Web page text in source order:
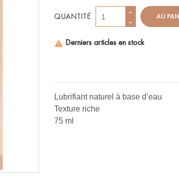
QUANTITÉ AU
 Derniers articles en stock
Lubrifiant naturel à base d’eau
Texture riche
75 ml